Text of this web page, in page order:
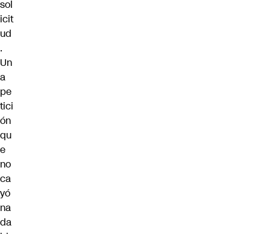
sol
icit
ud
.
Un
a
pe
tici
ón
qu
e
no
ca
yó
na
da